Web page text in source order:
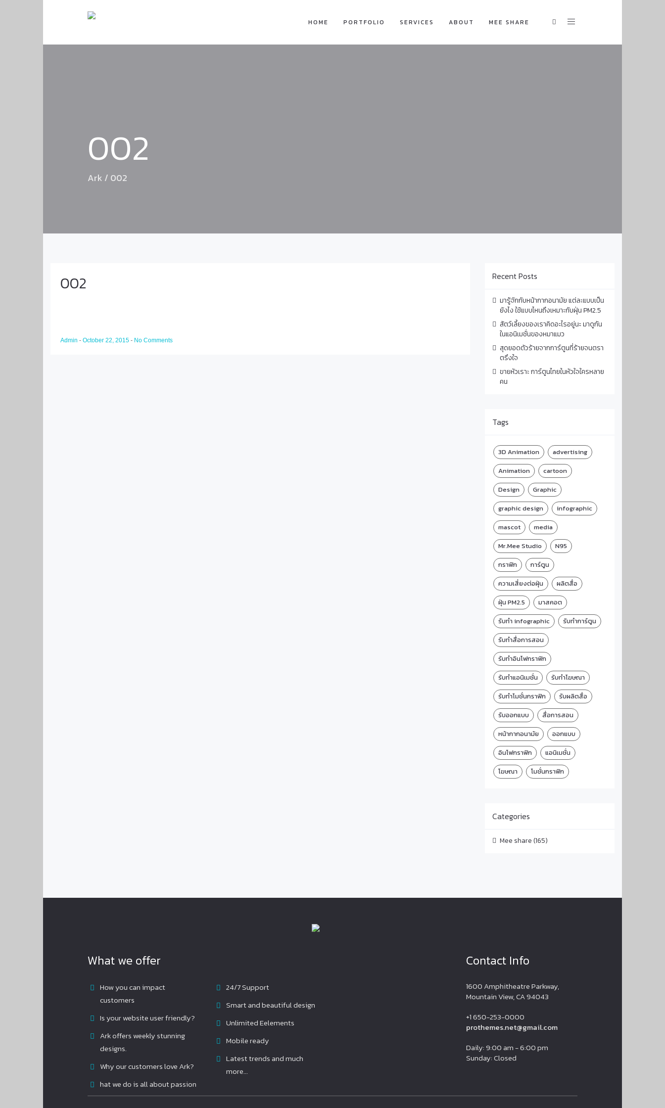
HOME PORTFOLIO SERVICES ABOUT MEE SHARE
002
Ark / 002
002
Admin - October 22, 2015 - No Comments
Recent Posts
มารู้จักกับหน้ากากอนามัย แต่ละแบบเป็น
ยังไง ใช้แบบไหนถึงเหมาะกับฝุ่น PM2.5
สัตว์เลี้ยงของเราคิดอะไรอยู่นะ มาดูกัน
ในแอนิเมชั่นของหมาแมว
สุดยอดตัวร้ายจากการ์ตูนที่ร้ายจนตรา
ตรึงใจ
ขายหัวเราะ การ์ตูนไทยในหัวใจใครหลาย
คน
Tags
3D Animation
advertising
Animation
cartoon
Design
Graphic
graphic design
infographic
mascot
media
Mr.Mee Studio
N95
กราฟิก
การ์ตูน
ความเสี่ยงต่อฝุ่น
ผลิตสื่อ
ฝุ่น PM2.5
มาสคอต
รับทำ infographic
รับทำการ์ตูน
รับทำสื่อการสอน
รับทำอินโฟกราฟิก
รับทำแอนิเมชั่น
รับทำโฆษณา
รับทำโมชั่นกราฟิก
รับผลิตสื่อ
รับออกแบบ
สื่อการสอน
หน้ากากอนามัย
ออกแบบ
อินโฟกราฟิก
แอนิเมชั่น
โฆษณา
โมชั่นกราฟิก
Categories
Mee share(165)
What we offer
How you can impact
customers
Is your website user friendly?
Ark offers weekly stunning
designs.
Why our customers love Ark?
hat we do is all about passion
24/7 Support
Smart and beautiful design
Unlimited Eelements
Mobile ready
Latest trends and much
more...
Contact Info
1600 Amphitheatre Parkway,
Mountain View, CA 94043
+1 650-253-0000
prothemes.net@gmail.com
Daily: 9:00 am - 6:00 pm
Sunday: Closed